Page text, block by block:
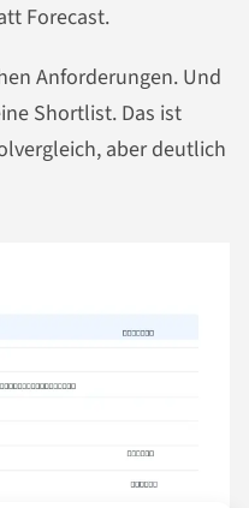
Forecast.
Anforderungen. Und
Shortlist. Das ist
aber deutlich